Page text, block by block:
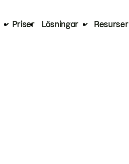
Priser Lösningar Resurser